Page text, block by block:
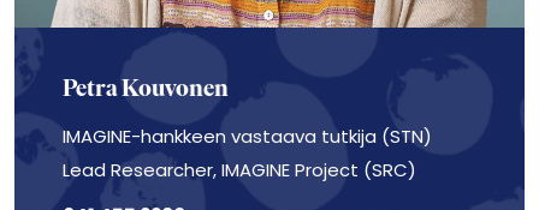
Petra Kouvonen
IMAGINE-hankkeen vastaava tutkija (STN)
Lead Researcher, IMAGINE Project (SRC)